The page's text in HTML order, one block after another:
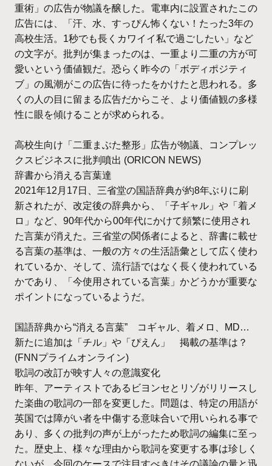
重術」の広告が物議を醸した。電車内に設置されたこの
広告には、「汗、水、すっぴん怖くない！たった3年の
高校生活。1秒でも長くカワイイ私で過ごしたい」など
の文字が。批判が集まったのは、一重より二重の方が可
愛いという価値観だ。恐らく昨今の「ボディポジティ
ブ」の風潮がこの広告に待ったをかけたと思われる。多
くの人の目に留まる広告だからこそ、より価値観の多様
性に眼を傾けることが求められる。
高校生向け「二重まぶた整形」広告が物議、コンプレッ
クスビジネスに批判噴出 (ORICON NEWS)
辞書から消える言葉達
2021年12月17日、三省堂の国語辞典が約8年ぶりに刷
新されたが、改定後の辞典から、「子ギャル」や「着メ
ロ」など、90年代から00年代にかけて頻繁に使用され
た言葉が消えた。三省堂の関係者によると、辞書に載せ
る言葉の基準は、一般の方々の生活語彙として広く使わ
れているか、そして、流行語ではなく長く使われている
かであり、「今使用されている言葉」かどうかが重要な
ポイントになっているようだ。
国語辞典から“消える言葉” コギャル、着メロ、MD…
新たに追加は「チル」や「ぴえん」 掲載の基準は？
(FNNプライムオンライン)
歌詞の改訂が映す人々の意識変化
昨年、アーティストであるビヨンセとリゾがリリースし
た楽曲の歌詞の一部を変更した。問題は、特定の用語が
英国では障がい者を中傷する意味合いで用いられる事で
あり、多くの批判の声が上がったため歌詞の編集に至っ
た。歴史上、様々な理由から歌詞を変更する事は珍しく
ないが、今回のケースで注目すべきはその議論の量と迅